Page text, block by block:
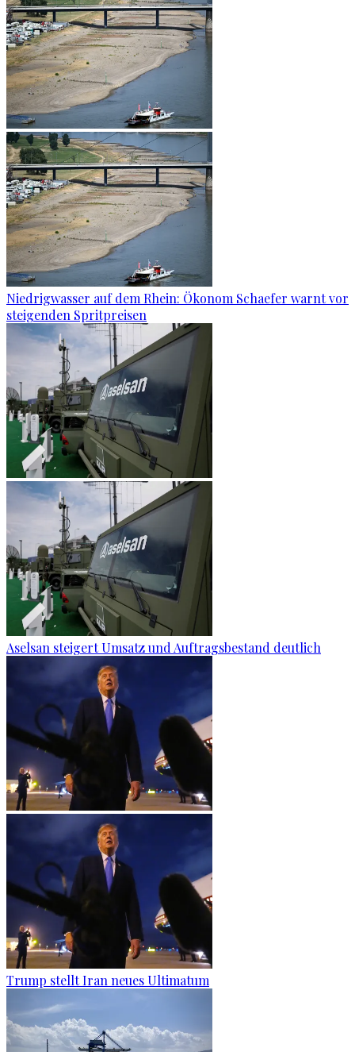
Niedrigwasser auf dem Rhein: Ökonom Schaefer warnt vor
steigenden Spritpreisen
Aselsan steigert Umsatz und Auftragsbestand deutlich
Trump stellt Iran neues Ultimatum